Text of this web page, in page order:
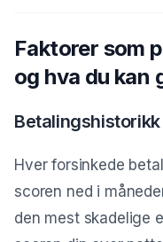
Faktorer som
og hva du kan
Hver forsinkede
scoren ned i
den mest skadelige